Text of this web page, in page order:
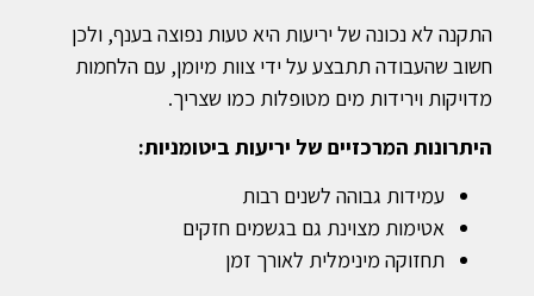
התקנה לא נכונה של יריעות היא טעות נפוצה בענף, ולכן
חשוב שהעבודה תתבצע על ידי צוות מיומן, עם הלחמות
מדויקות וירידות מים מטופלות כמו שצריך.
היתרונות המרכזיים של יריעות ביטומניות:
עמידות גבוהה לשנים רבות
אטימות מצוינת גם בגשמים חזקים
תחזוקה מינימלית לאורך זמן